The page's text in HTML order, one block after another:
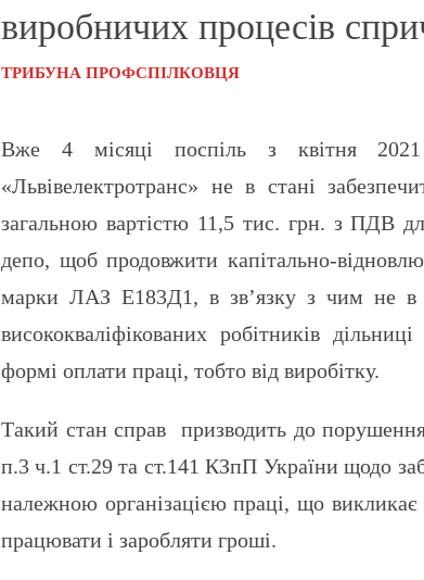
виробничих процесів
ТРИБУНА ПРОФСПІЛКОВЦЯ
Вже 4 місяці поспіль з квітня 2021
«Львівелектротранс» не в стані
загальною вартістю 11,5 тис. грн. з ПДВ
депо, щоб продовжити капітально-
марки ЛАЗ Е183Д1, в зв’язку з чим не в
висококваліфікованих робітників
формі оплати праці, тобто від виробітку.
Такий стан справ призводить до
п.3 ч.1 ст.29 та ст.141 КЗпП України щодо
належною організацією праці, що викликає
працювати і заробляти гроші.